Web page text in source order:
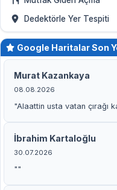
Dedektörle Yer Tespiti
Google Haritalar Son
Murat Kazankaya
08.08.2026
"Alaattin usta vatan çırağı
İbrahim Kartaloğlu
30.07.2026
""